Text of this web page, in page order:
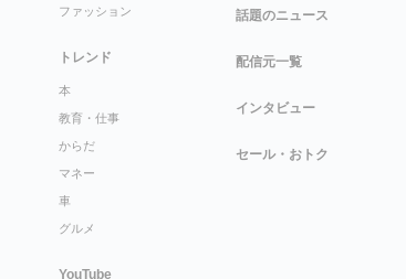
ファッション
トレンド
本
教育・仕事
からだ
マネー
車
グルメ
YouTube
話題のニュース
配信元一覧
インタビュー
セール・おトク